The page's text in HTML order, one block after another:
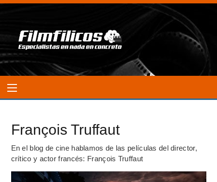
François Truffaut
En el blog de cine hablamos de las películas del director,
crítico y actor francés: François Truffaut